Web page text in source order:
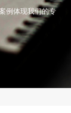
例体现我们的专